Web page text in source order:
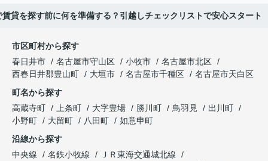
貸を探す前に何を準備する？引越しチェックリストで安心スタート
市区町村から探す
春日井市
名古屋市守山区 小牧市
名古屋市北区
西春日井郡豊山町
大垣市 名古屋市千種区
名古屋市天白区
町名から探す
高蔵寺町
上条町 大字豊場 勝川町 鳥羽見
出川町
小野町
大留町 八田町
如意申町
沿線から探す
中央線
名鉄小牧線
ＪＲ東海交通城北線